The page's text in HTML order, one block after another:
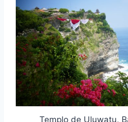
Templo de Uluwatu,